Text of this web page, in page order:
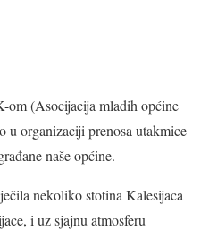
(Asocijacija mladih općine
u organizaciji prenosa utakmice
naše općine.
nekoliko stotina Kalesijaca
i uz sjajnu atmosferu